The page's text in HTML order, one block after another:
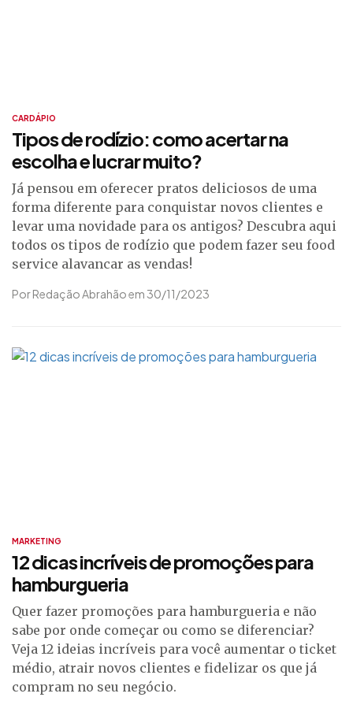
CARDÁPIO
Tipos de rodízio: como acertar na
escolha e lucrar muito?
Já pensou em oferecer pratos deliciosos de uma
forma diferente para conquistar novos clientes e
levar uma novidade para os antigos? Descubra aqui
todos os tipos de rodízio que podem fazer seu food
service alavancar as vendas!
Por Redação Abrahão em 30/11/2023
MARKETING
12 dicas incríveis de promoções para
hamburgueria
Quer fazer promoções para hamburgueria e não
sabe por onde começar ou como se diferenciar?
Veja 12 ideias incríveis para você aumentar o ticket
médio, atrair novos clientes e fidelizar os que já
compram no seu negócio.